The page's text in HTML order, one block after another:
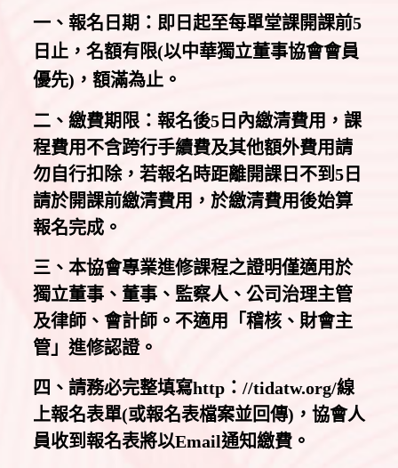
一、報名日期：即日起至每單堂課開課前5
日止，名額有限(以中華獨立董事協會會員
優先)，額滿為止。
二、繳費期限：報名後5日內繳清費用，課
程費用不含跨行手續費及其他額外費用請
勿自行扣除，若報名時距離開課日不到5日
請於開課前繳清費用，於繳清費用後始算
報名完成。
三、本協會專業進修課程之證明僅適用於
獨立董事、董事、監察人、公司治理主管
及律師、會計師。不適用「稽核、財會主
管」進修認證。
四、請務必完整填寫http：//tidatw.org/線
上報名表單(或報名表檔案並回傳)，協會人
員收到報名表將以Email通知繳費。